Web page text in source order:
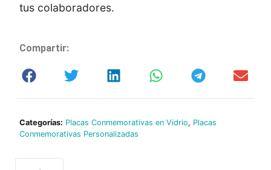
tus colaboradores.
Compartir:
Categorías: Placas Conmemorativas en Vidrio, Placas
Conmemorativas Personalizadas